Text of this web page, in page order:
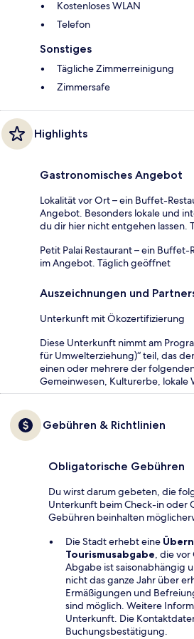
Kostenloses WLAN
Telefon
Sonstiges
Tägliche Zimmerreinigung
Zimmersafe
Highlights
Gastronomisches Angebot
Lokalität vor Ort – ein Buffet-
Angebot. Besonders lokale und
du dir hier nicht entgehen lassen.
Petit Palai Restaurant – ein
im Angebot. Täglich geöffnet
Auszeichnungen und
Unterkunft mit Ökozertifizierung
Diese Unterkunft nimmt am
für Umwelterziehung)“ teil, das
einen oder mehrere der
Gemeinwesen, Kulturerbe, lokale
Gebühren & Richtlinien
Obligatorische Gebühren
Du wirst darum gebeten, die
Unterkunft beim Check-in oder
Gebühren beinhalten
Die Stadt erhebt eine
Tourismusabgabe, die vor
Abgabe ist saisonabhängig
nicht das ganze Jahr über
Ermäßigungen und
sind möglich. Weitere
Unterkunft. Die
Buchungsbestätigung.